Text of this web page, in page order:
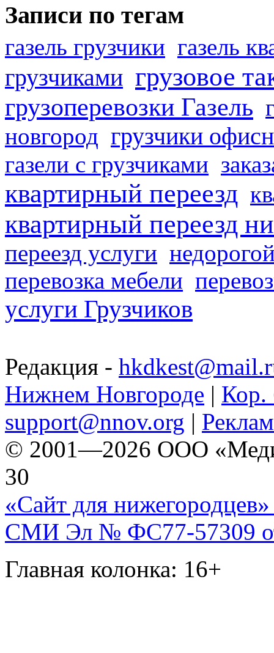
Записи по тегам
газель грузчики газель
грузчиками грузовое
грузоперевозки Газель
новгород грузчики
газели с грузчиками
квартирный переезд
квартирный переезд
переезд услуги
перевозка мебели
услуги Грузчиков
Редакция -
Нижнем Новгороде | Кор.
support@nnov.org |
© 2001—2026 ООО
30
«Сайт для нижегородцев»
СМИ Эл № ФС77-57309
Главная колонка: 16+